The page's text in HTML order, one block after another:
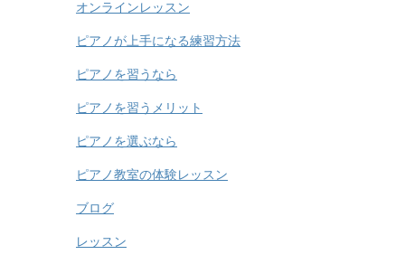
オンラインレッスン
ピアノが上手になる練習方法
ピアノを習うなら
ピアノを習うメリット
ピアノを選ぶなら
ピアノ教室の体験レッスン
ブログ
レッスン